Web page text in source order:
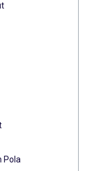
Pola